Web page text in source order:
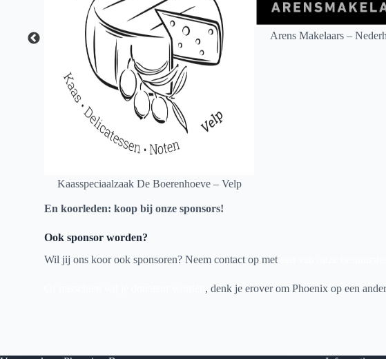
Kaasspeciaalzaak De Boerenhoeve – Velp
Arens Makelaars –
En koorleden: koop bij onze sponsors!
Ook sponsor worden?
Wil jij ons koor ook sponsoren? Neem contact op met
, denk je erover om Phoenix op een